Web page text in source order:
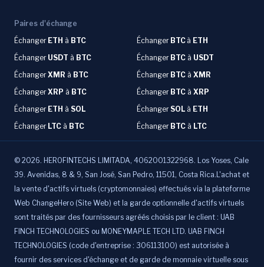
Paires d'échange
Échanger ETH à BTC Échanger BTC à ETH
Échanger USDT à BTC Échanger BTC à USDT
ÉchangerXMR à BTC Échanger BTC à XMR
ÉchangerXRP à BTC Échanger BTC à XRP
Échanger ETH à SOL ÉchangerSOL à ETH
Échanger LTC à BTC Échanger BTC à LTC
© 2026. HEROFINTECHS LIMITADA, 4062001322968. Los Yoses, Cale
39. Avenidas, 8 & 9, San José, San Pedro, 11501, Costa Rica.L'achat et
la vente d'actifs virtuels (cryptomonnaies) effectués via la plateforme
Web ChangeHero (Site Web) et la garde optionnelle d'actifs virtuels
sont traités par des fournisseurs agréés choisis par le client : UAB
FINCH TECHNOLOGIES ou MONEYMAPLE TECH LTD. UAB FINCH
TECHNOLOGIES (code d'entreprise : 306113100) est autorisée à
fournir des services d'échange et de garde de monnaie virtuelle sous